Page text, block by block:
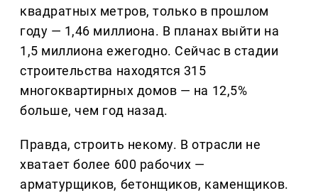
квадратных метров, только в прошлом
году — 1,46 миллиона. В планах выйти на
1,5 миллиона ежегодно. Сейчас в стадии
строительства находятся 315
многоквартирных домов — на 12,5%
больше, чем год назад.
Правда, строить некому. В отрасли не
хватает более 600 рабочих —
арматурщиков, бетонщиков, каменщиков.